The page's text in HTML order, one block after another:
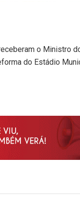
o Ministro
do Estádio